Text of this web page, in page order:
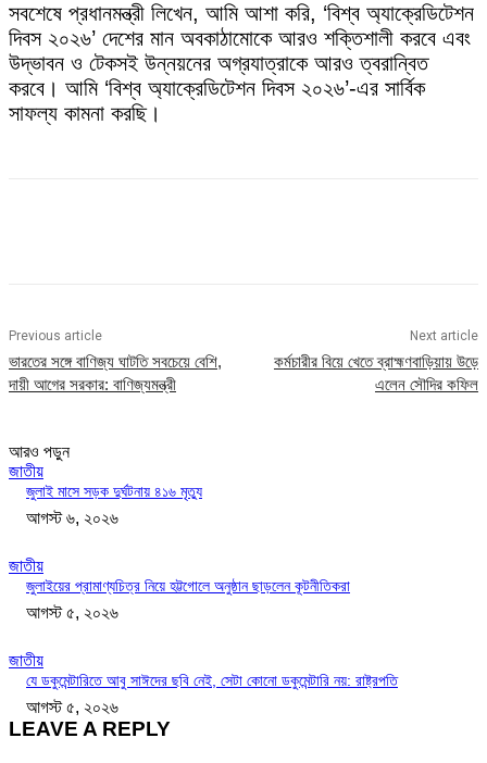
সবশেষে প্রধানমন্ত্রী লিখেন, আমি আশা করি, ‘বিশ্ব অ্যাক্রেডিটেশন
দিবস ২০২৬’ দেশের মান অবকাঠামোকে আরও শক্তিশালী করবে এবং
উদ্ভাবন ও টেকসই উন্নয়নের অগ্রযাত্রাকে আরও ত্বরান্বিত
করবে। আমি ‘বিশ্ব অ্যাক্রেডিটেশন দিবস ২০২৬’-এর সার্বিক
সাফল্য কামনা করছি।
Previous article
ভারতের সঙ্গে বাণিজ্য ঘাটতি সবচেয়ে বেশি,
দায়ী আগের সরকার: বাণিজ্যমন্ত্রী
Next article
কর্মচারীর বিয়ে খেতে ব্রাহ্মণবাড়িয়ায় উড়ে
এলেন সৌদির কফিল
আরও পড়ুন
জাতীয়
জুলাই মাসে সড়ক দুর্ঘটনায় ৪১৬ মৃত্যু
আগস্ট ৬, ২০২৬
জাতীয়
জুলাইয়ের প্রামাণ্যচিত্র নিয়ে হট্টগোলে অনুষ্ঠান ছাড়লেন কূটনীতিকরা
আগস্ট ৫, ২০২৬
জাতীয়
যে ডকুমেন্টারিতে আবু সাঈদের ছবি নেই, সেটা কোনো ডকুমেন্টারি নয়: রাষ্ট্রপতি
আগস্ট ৫, ২০২৬
LEAVE A REPLY